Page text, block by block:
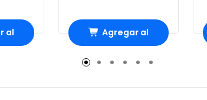
al Agregar al
Carro